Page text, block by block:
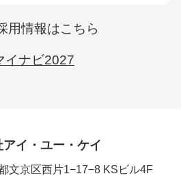
用情報はこちら
イ・ユー・ケイ
文京区西片1−17−8 KSビル4F